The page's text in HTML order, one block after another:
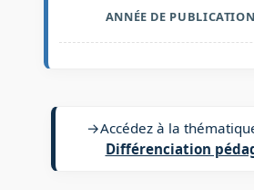
ANNÉE DE PUBLICATION
→Accédez à la
Différenciation